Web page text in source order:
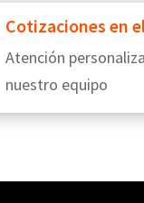
Cotizaciones en
Atención
nuestro equipo